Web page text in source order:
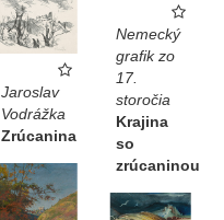
Nemecký
grafik zo
17.
storočia
Krajina
so
zrúcaninou
Jaroslav
Vodrážka
Zrúcanina